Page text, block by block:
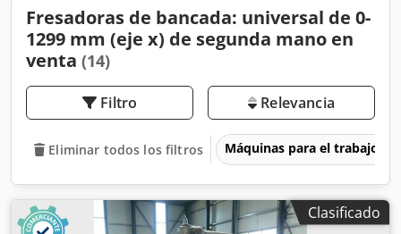
Fresadoras de bancada: universal de 0-
1299 mm (eje x) de segunda mano en
venta (14)
Filtro Relevancia
Eliminar todos los filtros Máquinas para el trabajo
Clasificado